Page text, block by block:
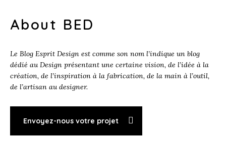
About BED
Le Blog Esprit Design est comme son nom l’indique un blog
dédié au Design présentant une certaine vision, de l’idée à la
création, de l’inspiration à la fabrication, de la main à l’outil,
de l’artisan au designer.
Envoyez-nous votre projet